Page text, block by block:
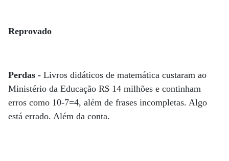
Reprovado
Perdas - Livros didáticos de matemática custaram ao
Ministério da Educação R$ 14 milhões e continham
erros como 10-7=4, além de frases incompletas. Algo
está errado. Além da conta.